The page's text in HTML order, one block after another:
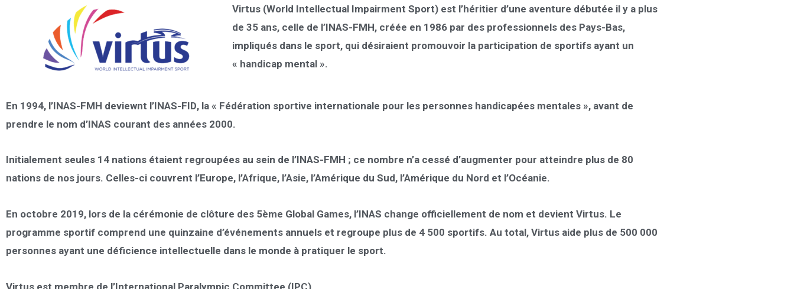
Virtus (World Intellectual Impairment Sport) est l’héritier d’une aventure débutée il y a plus
de 35 ans, celle de l’INAS-FMH, créée en 1986 par des professionnels des Pays-Bas,
impliqués dans le sport, qui désiraient promouvoir la participation de sportifs ayant un
« handicap mental ».
En 1994, l’INAS-FMH deviewnt l’INAS-FID, la « Fédération sportive internationale pour les personnes handicapées mentales », avant de
prendre le nom d’INAS courant des années 2000.
Initialement seules 14 nations étaient regroupées au sein de l’INAS-FMH ; ce nombre n’a cessé d’augmenter pour atteindre plus de 80
nations de nos jours. Celles-ci couvrent l’Europe, l’Afrique, l’Asie, l’Amérique du Sud, l’Amérique du Nord et l’Océanie.
En octobre 2019, lors de la cérémonie de clôture des 5ème Global Games, l’INAS change officiellement de nom et devient Virtus. Le
programme sportif comprend une quinzaine d’événements annuels et regroupe plus de 4 500 sportifs. Au total, Virtus aide plus de 500 000
personnes ayant une déficience intellectuelle dans le monde à pratiquer le sport.
Virtus est membre de l’International Paralympic Committee (IPC).